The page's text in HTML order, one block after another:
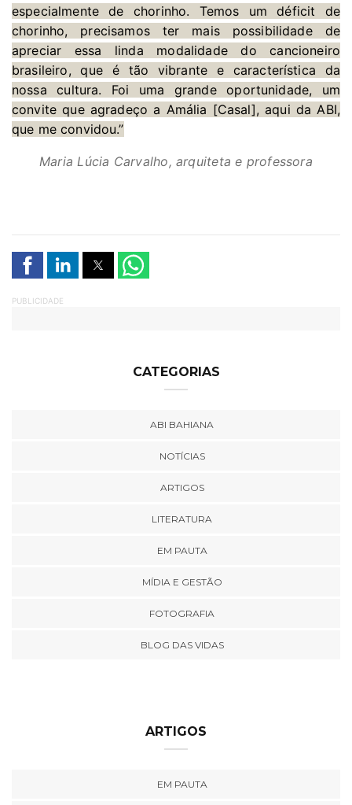
especialmente de chorinho. Temos um déficit de
chorinho, precisamos ter mais possibilidade de
apreciar essa linda modalidade do cancioneiro
brasileiro, que é tão vibrante e característica da
nossa cultura. Foi uma grande oportunidade, um
convite que agradeço a Amália [Casal], aqui da ABI,
que me convidou.”
Maria Lúcia Carvalho, arquiteta e professora
PUBLICIDADE
CATEGORIAS
ABI BAHIANA
NOTÍCIAS
ARTIGOS
LITERATURA
EM PAUTA
MÍDIA E GESTÃO
FOTOGRAFIA
BLOG DAS VIDAS
ARTIGOS
EM PAUTA